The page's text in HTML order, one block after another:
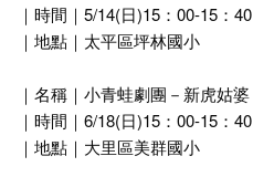
｜時間｜5/14(日)15：00-15：40
｜地點｜太平區坪林國小
｜名稱｜小青蛙劇團－新虎姑婆
｜時間｜6/18(日)15：00-15：40
｜地點｜大里區美群國小